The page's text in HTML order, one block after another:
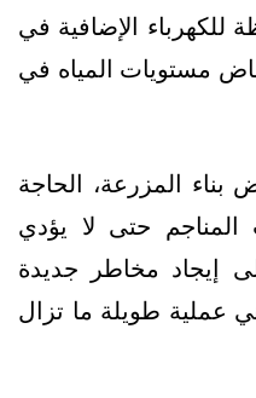
للكهرباء الإضافية في
مستويات المياه في
المزرعة، الحاجة
حتى لا يؤدي
إيجاد مخاطر جديدة
عملية طويلة ما تزال